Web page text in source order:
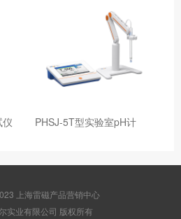
PHSJ-5T型实验室pH计
上海雷磁产品营销中心
版权所有